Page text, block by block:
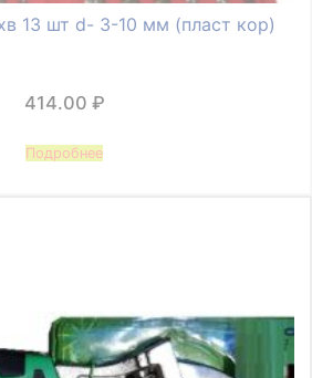
13 шт d- 3-10 мм (пласт кор)
414.00 ₽
Подробнее